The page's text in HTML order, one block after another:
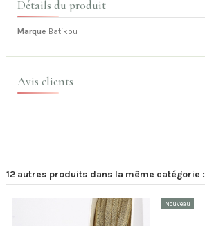
Détails du produit
Marque Batikou
Avis clients
12 autres produits dans la même catégorie :
Nouveau